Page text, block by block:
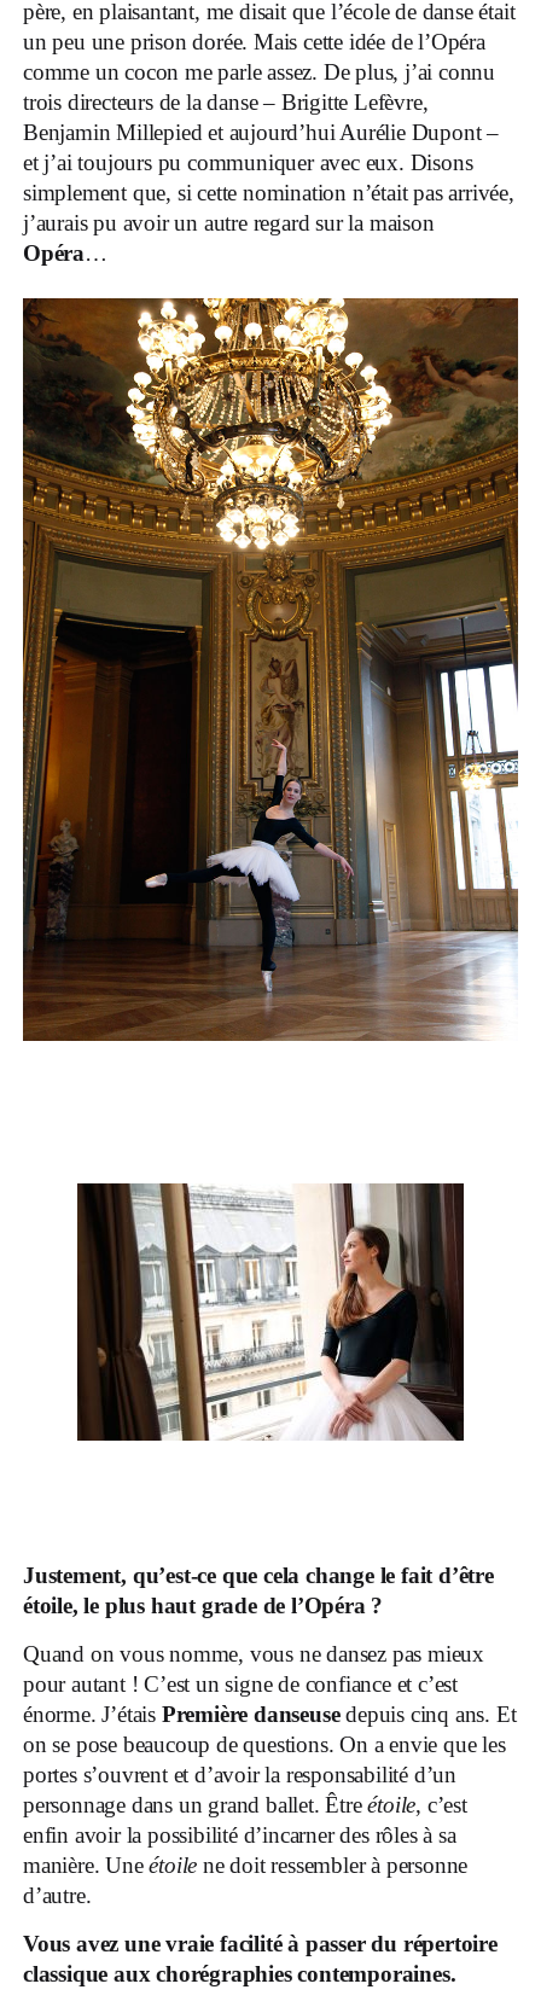
père, en plaisantant, me disait que l’école de danse était
un peu une prison dorée. Mais cette idée de l’Opéra
comme un cocon me parle assez. De plus, j’ai connu
trois directeurs de la danse – Brigitte Lefèvre,
Benjamin Millepied et aujourd’hui Aurélie Dupont –
et j’ai toujours pu communiquer avec eux. Disons
simplement que, si cette nomination n’était pas arrivée,
j’aurais pu avoir un autre regard sur la maison
Opéra…
Justement, qu’est-ce que cela change le fait d’être
étoile, le plus haut grade de l’Opéra ?
Quand on vous nomme, vous ne dansez pas mieux
pour autant ! C’est un signe de confiance et c’est
énorme. J’étais Première danseusedepuis cinq ans. Et
on se pose beaucoup de questions. On a envie que les
portes s’ouvrent et d’avoir la responsabilité d’un
personnage dans un grand ballet. Êtreétoile, c’est
enfin avoir la possibilité d’incarner des rôles à sa
manière. Uneétoile ne doit ressembler à personne
d’autre.
Vous avez une vraie facilité à passer du répertoire
classique aux chorégraphies contemporaines.